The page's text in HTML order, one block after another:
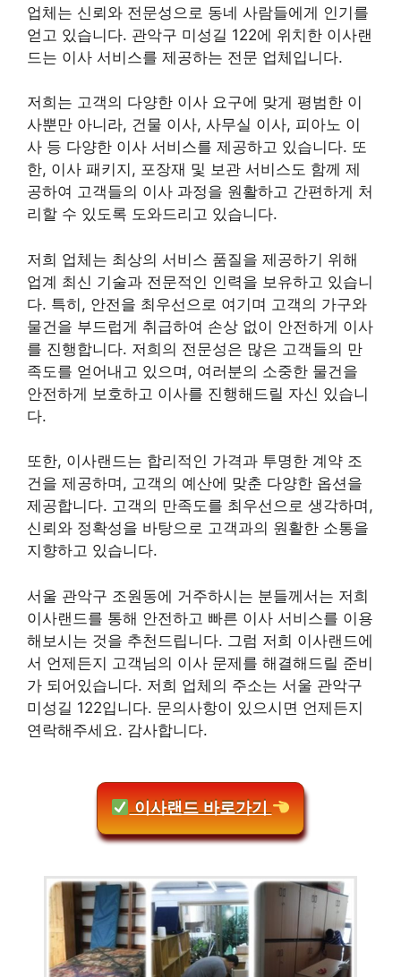
업체는 신뢰와 전문성으로 동네 사람들에게 인기를
얻고 있습니다. 관악구 미성길 122에 위치한 이사랜
드는 이사 서비스를 제공하는 전문 업체입니다.
저희는 고객의 다양한 이사 요구에 맞게 평범한 이
사뿐만 아니라, 건물 이사, 사무실 이사, 피아노 이
사 등 다양한 이사 서비스를 제공하고 있습니다. 또
한, 이사 패키지, 포장재 및 보관 서비스도 함께 제
공하여 고객들의 이사 과정을 원활하고 간편하게 처
리할 수 있도록 도와드리고 있습니다.
저희 업체는 최상의 서비스 품질을 제공하기 위해
업계 최신 기술과 전문적인 인력을 보유하고 있습니
다. 특히, 안전을 최우선으로 여기며 고객의 가구와
물건을 부드럽게 취급하여 손상 없이 안전하게 이사
를 진행합니다. 저희의 전문성은 많은 고객들의 만
족도를 얻어내고 있으며, 여러분의 소중한 물건을
안전하게 보호하고 이사를 진행해드릴 자신 있습니
다.
또한, 이사랜드는 합리적인 가격과 투명한 계약 조
건을 제공하며, 고객의 예산에 맞춘 다양한 옵션을
제공합니다. 고객의 만족도를 최우선으로 생각하며,
신뢰와 정확성을 바탕으로 고객과의 원활한 소통을
지향하고 있습니다.
서울 관악구 조원동에 거주하시는 분들께서는 저희
이사랜드를 통해 안전하고 빠른 이사 서비스를 이용
해보시는 것을 추천드립니다. 그럼 저희 이사랜드에
서 언제든지 고객님의 이사 문제를 해결해드릴 준비
가 되어있습니다. 저희 업체의 주소는 서울 관악구
미성길 122입니다. 문의사항이 있으시면 언제든지
연락해주세요. 감사합니다.
이사랜드 바로가기